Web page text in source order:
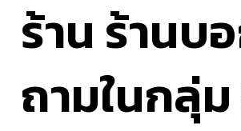
ร้าน ร้านบ
ถามในกลุ่ม